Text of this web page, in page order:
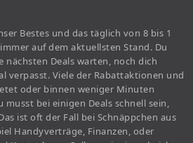
Bestes und das täglich von 8 bis 1
auf dem aktuellsten Stand. Du
nächsten Deals warten, noch dich
verpasst. Viele der Rabattaktionen und
oder binnen weniger Minuten
musst bei einigen Deals schnell sein,
ist oft der Fall bei Schnäppchen aus
Handyverträge, Finanzen, oder